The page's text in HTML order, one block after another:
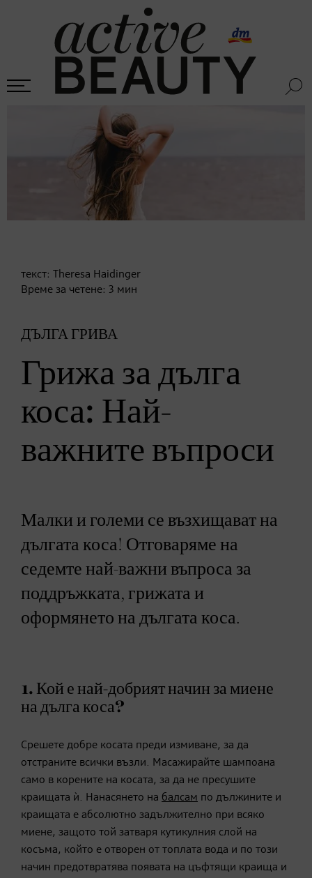
текст:
Theresa Haidinger
Време за четене: 3 мин
ДЪЛГА ГРИВА
Грижа за дълга
коса: Най-
важните въпроси
Малки и големи се възхищават на
дългата коса! Отговаряме на
седемте най-важни въпроса за
поддръжката, грижата и
оформянето на дългата коса.
1. Кой е най-добрият начин за миене
на дълга коса?
Срешете добре косата преди измиване, за да
отстраните всички възли. Масажирайте шампоана
само в корените на косата, за да не пресушите
краищата ѝ. Нанасянето на балсам по дължините и
краищата е абсолютно задължително при всяко
миене, защото той затваря кутикулния слой на
косъма, който е отворен от топлата вода и по този
начин предотвратява появата на цъфтящи краища и